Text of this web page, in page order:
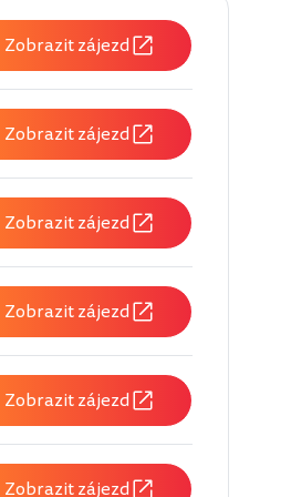
Zobrazit zájezd
Zobrazit zájezd
Zobrazit zájezd
Zobrazit zájezd
Zobrazit zájezd
Zobrazit zájezd